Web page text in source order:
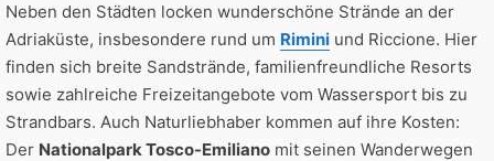
Neben den Städten locken wunderschöne Strände an der
Adriaküste, insbesondere rund um Rimini und Riccione. Hier
finden sich breite Sandstrände, familienfreundliche Resorts
sowie zahlreiche Freizeitangebote vom Wassersport bis zu
Strandbars. Auch Naturliebhaber kommen auf ihre Kosten:
Der Nationalpark Tosco-Emiliano mit seinen Wanderwegen